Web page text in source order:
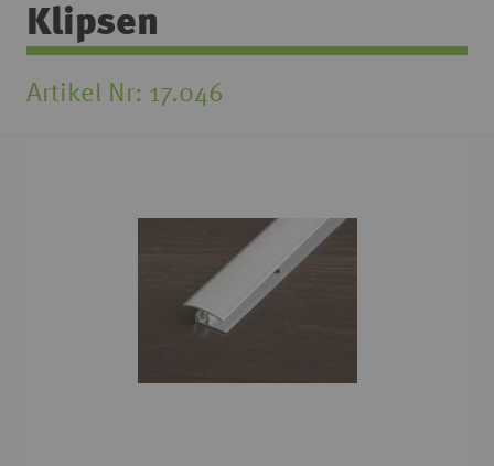
Klipsen
Artikel Nr 17.046